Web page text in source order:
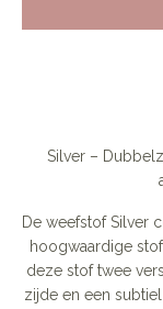
Silver –
De weefstof Silver
hoogwaardige
deze stof twee
zijde en een